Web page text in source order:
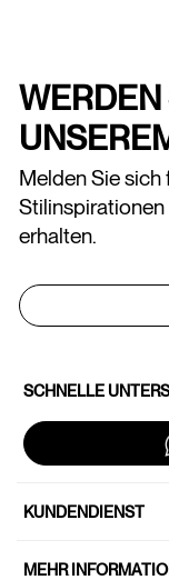
Melden Sie sich
erhalten.
SCHNELLE
KUNDENDIENST
MEHR